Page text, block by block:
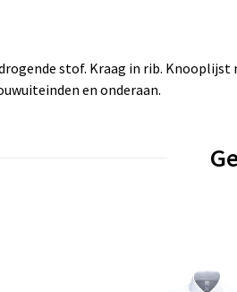
stof. Kraag in rib.
en onderaan.